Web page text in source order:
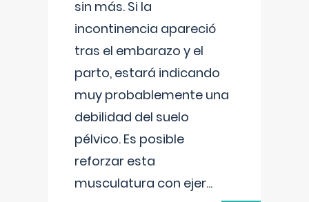
sin más. Si la
incontinencia apareció
tras el embarazo y el
parto, estará indicando
muy probablemente una
debilidad del suelo
pélvico. Es posible
reforzar esta
musculatura con ejer...